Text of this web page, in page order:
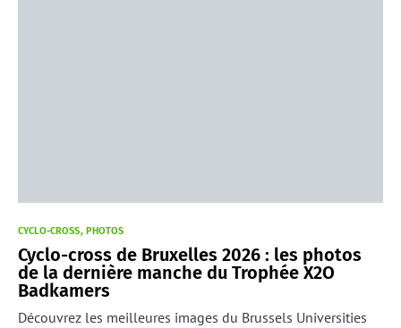
CYCLO-CROSS PHOTOS
Cyclo-cross de Bruxelles 2026 : les photos
de la dernière manche du Trophée X2O
Badkamers
Découvrez les meilleures images du Brussels Universities